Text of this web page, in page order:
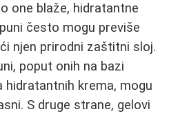
one blaže, hidratantne
često mogu previše
njen prirodni zaštitni sloj.
poput onih na bazi
hidratantnih krema, mogu
S druge strane, gelovi